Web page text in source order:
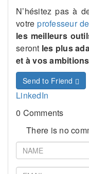
N’hésitez pas à
votreprofesseur
les meilleurs
seront les plus
et à vos ambitions
Send to Friend
LinkedIn
0 Comments
There is no